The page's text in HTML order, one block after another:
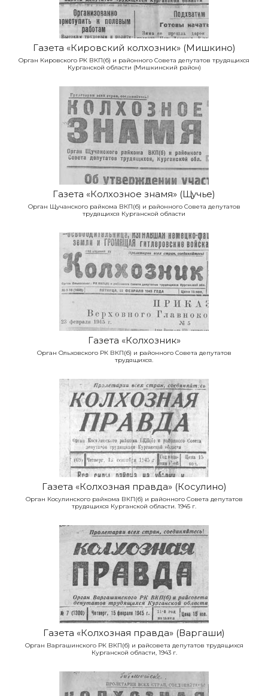
Газета «Кировский колхозник» (Мишкино)
Орган Кировского РК ВКП(б) и районного Совета депутатов трудящихся
Курганской области (Мишкинский район)
Газета «Колхозное знамя» (Щучье)
Орган Щучанского райкома ВКП(б) и районного Совета депутатов
трудящихся Курганской области
Газета «Колхозник»
Орган Ольховского РК ВКП(б) и районного Совета депутатов
трудящихся.
Газета «Колхозная правда» (Косулино)
Орган Косулинского райкома ВКП(б) и районного Совета депутатов
трудящихся Курганской области. 1945 г.
Газета «Колхозная правда» (Варгаши)
Орган Варгашинского РК ВКП(б) и райсовета депутатов трудящихся
Курганской области, 1943 г.